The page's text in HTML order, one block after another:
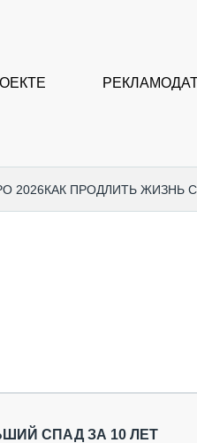
2026КАК ПРОДЛИТЬ ЖИЗНЬ
БЛИЖАЙШИЕ МЕРОПРИЯТИЯ
СПАД ЗА 10 ЛЕТ